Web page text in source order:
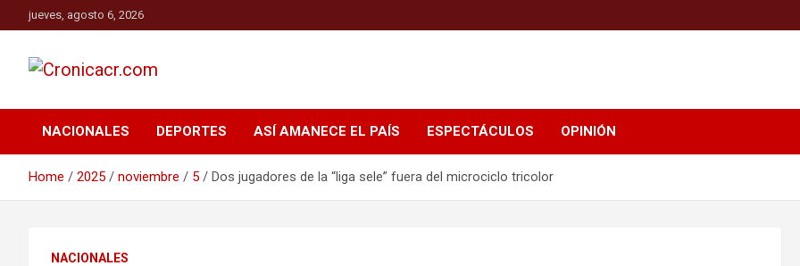
to
jueves, agosto 6, 2026
Cronicacr.com
NACIONALES DEPORTES ASÍ AMANECE EL PAÍS ESPECTÁCULOS OPINIÓN
Home 2025 noviembre 5 Dos jugadores de la “liga sele” fuera del microciclo tricolor
NACIONALES